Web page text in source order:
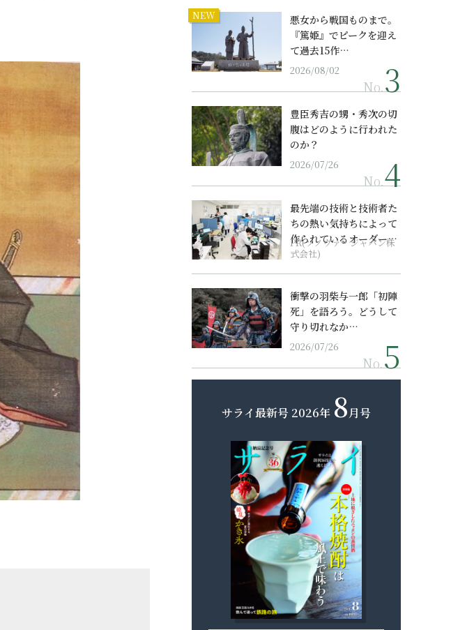
NEW
悪女から戦国ものまで。
『篤姫』でピークを迎え
て過去15作…
2026/08/02
No.
豊臣秀吉の甥・秀次の切
腹はどのように行われた
のか？
2026/07/26
No.
最先端の技術と技術者た
ちの熱い気持ちによって
作られているオーダーメ
イド補聴器
PR(ソノヴァ・ジャパン株
式会社)
衝撃の羽柴与一郎「初陣
死」を語ろう。どうして
守り切れなか…
2026/07/26
No.
サライ最新号 2026年 8月号